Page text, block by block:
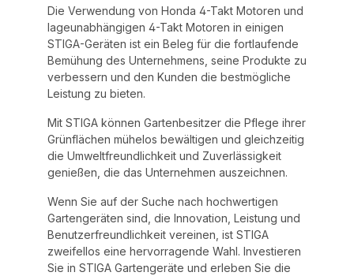
Die Verwendung von Honda 4-Takt Motoren und
lageunabhängigen 4-Takt Motoren in einigen
STIGA-Geräten ist ein Beleg für die fortlaufende
Bemühung des Unternehmens, seine Produkte zu
verbessern und den Kunden die bestmögliche
Leistung zu bieten.
Mit STIGA können Gartenbesitzer die Pflege ihrer
Grünflächen mühelos bewältigen und gleichzeitig
die Umweltfreundlichkeit und Zuverlässigkeit
genießen, die das Unternehmen auszeichnen.
Wenn Sie auf der Suche nach hochwertigen
Gartengeräten sind, die Innovation, Leistung und
Benutzerfreundlichkeit vereinen, ist STIGA
zweifellos eine hervorragende Wahl. Investieren
Sie in STIGA Gartengeräte und erleben Sie die